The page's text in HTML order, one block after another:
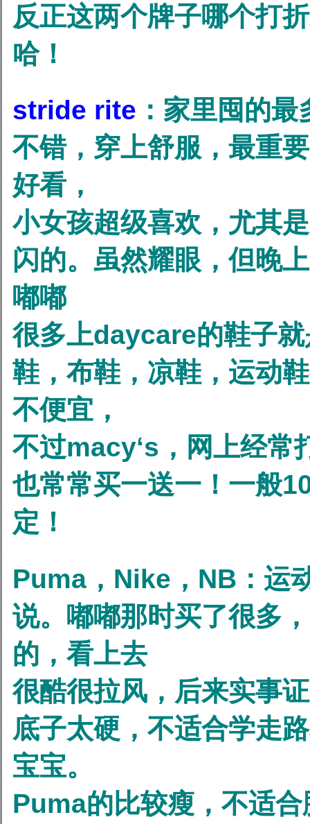
反正这两个牌子哪个打
哈！
stride rite ：家里囤的
不错，穿上舒服，最重
好看，
小女孩超级喜欢，尤其
闪的。虽然耀眼，但晚
嘟嘟
很多上daycare的鞋子
鞋，布鞋，凉鞋，运动
不便宜，
不过macy‘s，网上经常
也常常买一送一！一般
定！
Puma，Nike，NB：运
说。嘟嘟那时买了很多
的，看上去
很酷很拉风，后来实事
底子太硬，不适合学走
宝宝。
Puma的比较瘦，不适